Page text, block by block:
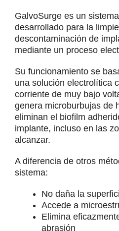
GalvoSurge es un
desarrollado para la
descontaminación de
mediante un proceso
Su funcionamiento se
una solución electrolítica
corriente de muy bajo
genera microburbujas de
eliminan el biofilm
implante, incluso en las
alcanzar.
A diferencia de otros
sistema:
No daña la
Accede a
Elimina
abrasión